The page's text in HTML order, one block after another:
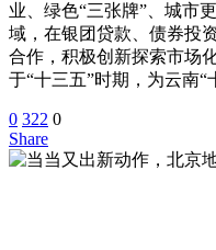
业、绿色“三张牌”、城市
域，在银团贷款、债券投
合作，积极创新探索市场
于“十三五”时期，为云南
0 322 0
Share